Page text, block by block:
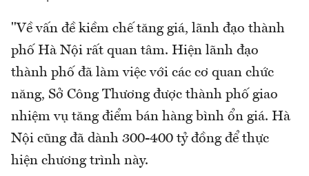
"Về vấn đề kiềm chế tăng giá, lãnh đạo thành
phố Hà Nội rất quan tâm. Hiện lãnh đạo
thành phố đã làm việc với các cơ quan chức
năng, Sở Công Thương được thành phố giao
nhiệm vụ tăng điểm bán hàng bình ổn giá. Hà
Nội cũng đã dành 300-400 tỷ đồng để thực
hiện chương trình này.